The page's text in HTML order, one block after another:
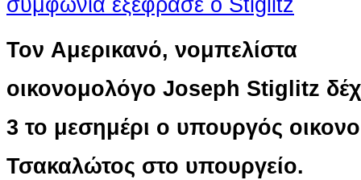
Τ​ον Αμερικανό, νομπελίστα
οικονομολόγο Joseph Stiglitz
3 το μεσημέρι o υπουργός
Τσακαλώτος στο υπουργείο.